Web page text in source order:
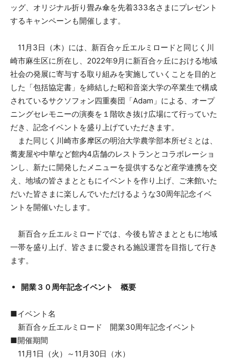
ッグ、オリジナル折り畳み傘を先着333名さまにプレゼント
するキャンペーンも開催します。
11月3日（木）には、新百合ヶ丘エルミロードと同じく川
崎市麻生区に所在し、2022年9月に新百合ヶ丘における地域
社会の発展に寄与する取り組みを実施していくことを目的と
した「包括協定書」を締結した昭和音楽大学の卒業生で構成
されているサクソフォン四重奏団「Adam」による、オープ
ニングセレモニーの演奏を１階吹き抜け広場にて行っていた
だき、記念イベントを盛り上げていただきます。
また同じく川崎市多摩区の明治大学農学部本所ゼミとは、
蕎麦屋や中華など館内4店舗のレストランとコラボレーショ
ンし、新たに開発したメニューを提供するなど産学連携を交
え、地域の皆さまとともにイベントを作り上げ、ご来館いた
だいた皆さまに楽しんでいただけるような30周年記念イベ
ントを開催いたします。
新百合ヶ丘エルミロードでは、今後も皆さまとともに地域
一帯を盛り上げ、皆さまに愛される施設運営を目指して行き
ます。
開業３０周年記念イベント 概要
■イベント名
新百合ヶ丘エルミロード 開業30周年記念イベント
■開催期間
11月1日（火）～11月30日（水）